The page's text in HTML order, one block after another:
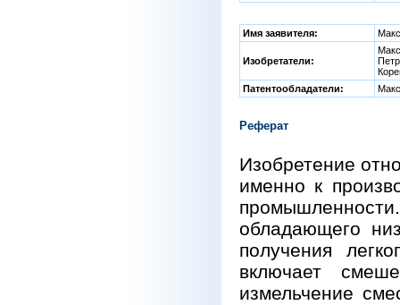
Имя заявителя:
Изобретатели:
Патентообладатели:
Реферат
Изобретение
именно к
обладающего
получения
включает
измельчение